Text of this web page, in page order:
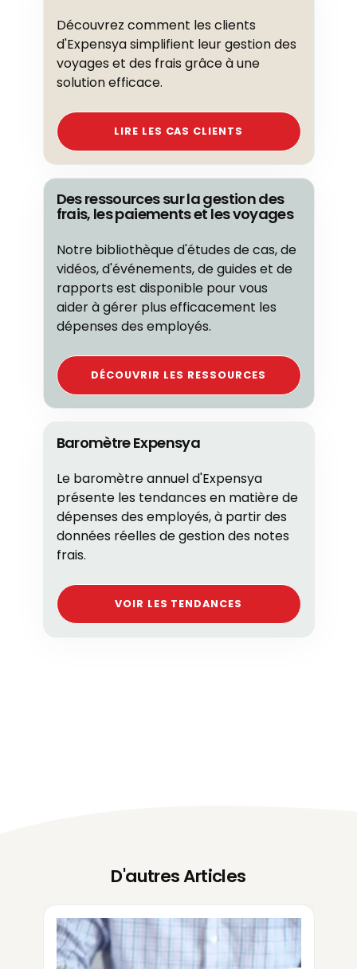
Découvrez comment les clients
d'Expensya simplifient leur gestion des
voyages et des frais grâce à une
solution efficace.
LIRE LES CAS CLIENTS
Des ressources sur la gestion des
frais, les paiements et les voyages
Notre bibliothèque d'études de cas, de
vidéos, d'événements, de guides et de
rapports est disponible pour vous
aider à gérer plus efficacement les
dépenses des employés.
DÉCOUVRIR LES RESSOURCES
Baromètre Expensya
Le baromètre annuel d'Expensya
présente les tendances en matière de
dépenses des employés, à partir des
données réelles de gestion des notes
frais.
VOIR LES TENDANCES
D'autres Articles